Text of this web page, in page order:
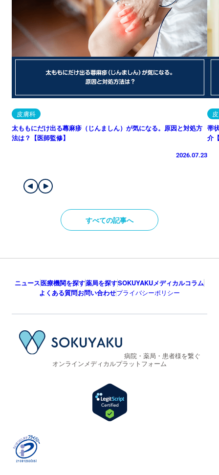
皮膚科
太ももにだけ出る蕁麻疹（じんましん）が気になる。原因と対処方
法は？【医師監修】
2026.07.23
帯
介
すべての記事へ
ニュース医療機関を探す薬局を探すSOKUYAKUメディカルコラム
よくある質問お問い合わせプライバシーポリシー
病院・薬局・患者様を繋ぐ
オンラインメディカルプラットフォーム